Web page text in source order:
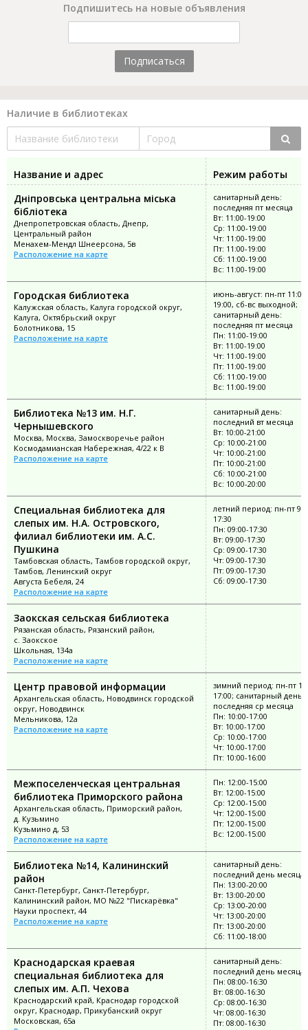
Подпишитесь на новые объявления
Подписаться
Наличие в библиотеках
Название и адрес
Режим работы
Дніпровська центральна міська
бібліотека
Днепропетровская область, Днепр,
Центральный район
Менахем-Мендл Шнеерсона, 5в
Расположение на карте
санитарный день:
последняя пт месяца
Вт: 11:00-19:00
Ср: 11:00-19:00
Чт: 11:00-19:00
Пт: 11:00-19:00
Сб: 11:00-19:00
Вс: 11:00-19:00
Городская библиотека
Калужская область, Калуга городской округ,
Калуга, Октябрьский округ
Болотникова, 15
Расположение на карте
июнь-август: пн-пт 11:00-
19:00, сб-вс выходной;
санитарный день:
последняя пт месяца
Пн: 11:00-19:00
Вт: 11:00-19:00
Чт: 11:00-19:00
Пт: 11:00-19:00
Сб: 11:00-19:00
Вс: 11:00-19:00
Библиотека №13 им. Н.Г.
Чернышевского
Москва, Москва, Замоскворечье район
Космодамианская Набережная, 4/22 к В
Расположение на карте
санитарный день:
последний вт месяца
Вт: 10:00-21:00
Ср: 10:00-21:00
Чт: 10:00-21:00
Пт: 10:00-21:00
Сб: 10:00-21:00
Вс: 10:00-20:00
Специальная библиотека для
слепых им. Н.А. Островского,
филиал библиотеки им. А.С.
Пушкина
Тамбовская область, Тамбов городской округ,
Тамбов, Ленинский округ
Августа Бебеля, 24
Расположение на карте
летний период: пн-пт
17:30
Пн: 09:00-17:30
Вт: 09:00-17:30
Ср: 09:00-17:30
Чт: 09:00-17:30
Пт: 09:00-17:30
Сб: 09:00-17:30
Заокская сельская библиотека
Рязанская область, Рязанский район,
с. Заокское
Школьная, 134а
Расположение на карте
Центр правовой информации
Архангельская область, Новодвинск городской
округ, Новодвинск
Мельникова, 12а
Расположение на карте
зимний период: пн-пт
17:00; санитарный день:
последняя ср месяца
Пн: 10:00-17:00
Вт: 10:00-17:00
Ср: 10:00-17:00
Чт: 10:00-17:00
Пт: 10:00-16:00
Межпоселенческая центральная
библиотека Приморского района
Архангельская область, Приморский район,
д. Кузьмино
Кузьмино д, 53
Расположение на карте
Пн: 12:00-15:00
Вт: 12:00-15:00
Ср: 12:00-15:00
Чт: 12:00-15:00
Пт: 12:00-15:00
Вс: 12:00-15:00
Библиотека №14, Калининский
район
Санкт-Петербург, Санкт-Петербург,
Калининский район, МО №22 "Пискарёвка"
Науки проспект, 44
Расположение на карте
санитарный день:
последний день месяца
Пн: 13:00-20:00
Вт: 13:00-20:00
Ср: 13:00-20:00
Чт: 13:00-20:00
Пт: 13:00-20:00
Сб: 11:00-18:00
Краснодарская краевая
специальная библиотека для
слепых им. А.П. Чехова
Краснодарский край, Краснодар городской
округ, Краснодар, Прикубанский округ
Московская, 65а
санитарный день:
последний день месяца
Пн: 08:00-16:30
Вт: 08:00-16:30
Ср: 08:00-16:30
Чт: 08:00-16:30
Пт: 08:00-16:30